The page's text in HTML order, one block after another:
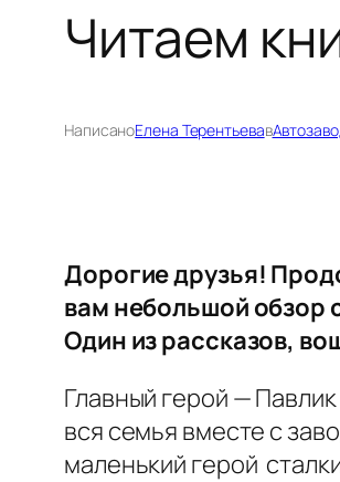
Читаем
НаписаноЕлена Терентьевав
Дорогие друзья!
вам небольшой обзор
Один из рассказов,
Главный герой —
вся семья вместе с
маленький герой